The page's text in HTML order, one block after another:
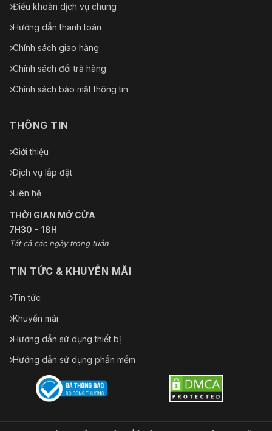
Điều khoản dịch vụ chung
Hướng dẫn thanh toán
Chính sách giao hàng
Chính sách đổi trả hàng
Chính sách bảo mật thông tin
THÔNG TIN
Giới thiệu
Dịch vụ lắp đặt
Liên hệ
THỜI GIAN MỞ CỬA
7H30 - 18H
Tất cả các ngày trong tuần
TIN TỨC & KHUYẾN MÃI
Tin tức
Khuyến mãi
Hướng dẫn sử dụng thiết bị
Hướng dẫn sử dụng phần mềm